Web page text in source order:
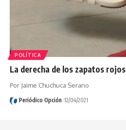
POLÍTICA
La derecha de los zapatos rojos
Por Jaime Chuchuca Serano
Periódico Opción 12/04/2021